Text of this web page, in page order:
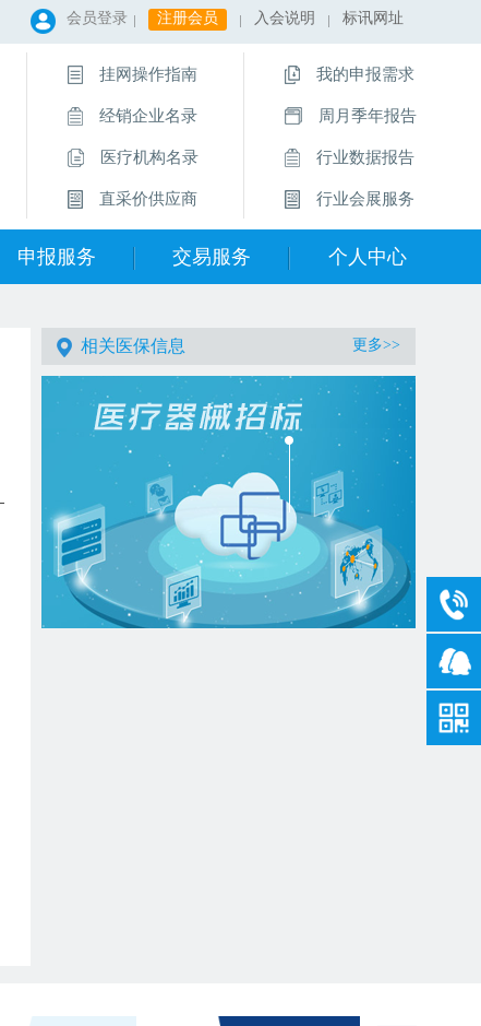
会员登录 注册会员 入会说明 标讯网址
挂网操作指南
经销企业名录
医疗机构名录
直采价供应商
我的申报需求
周月季年报告
行业数据报告
行业会展服务
申报服务 交易服务 个人中心
相关医保信息 更多>>